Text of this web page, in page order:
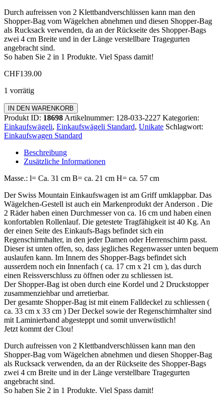
Durch aufreissen von 2 Klettbandverschlüssen kann man den
Shopper-Bag vom Wägelchen abnehmen und diesen Shopper-Bag
als Rucksack verwenden, da an der Rückseite des Shopper-Bags
zwei 4 cm Breite und in der Länge verstellbare Tragegurten
angebracht sind.
So haben Sie 2 in 1 Produkte. Viel Spass damit!
CHF139.00
1 vorrätig
Einkaufswagen
Standard
Menge
IN DEN WARENKORB
Produkt ID: 18698 Artikelnummer: 128-033-2227 Kategorien:
Einkaufswägeli, Einkaufswägeli Standard, Unikate Schlagwort:
Einkaufswagen Standard
Beschreibung
Zusätzliche Informationen
Masse.: l= Ca. 31 cm B= ca. 21 cm H= ca. 57 cm
Der Swiss Mountain Einkaufswagen ist am Griff umklappbar. Das
Wägelchen-Gestell ist auch ein Markenprodukt der Anderson . Die
2 Räder haben einen Durchmesser von ca. 16 cm und haben einen
konfortablen Rollenlauf. Die getestete Tragfähigkeit ist 40 Kg. An
der einen Seite des Einkaufs-Bags befindet sich ein
Regenschirmhalter, in den jeder Damen oder Herrenschirm passt.
Dieser ist unten offen, so, dass jegliches Regenwasser unten bequem
auslaufen kann. Im Innern des Shopper-Bags befindet sich
ausserdem noch ein Innenfach ( ca. 17 cm x 21 cm ), das durch
einen Reissverschluss zu öffnen oder zu schliessen ist.
Der Shopper-Bag ist oben durch eine Kordel und 2 Druckstopper
zusammenziehbar und arretierbar.
Der gesamte Shopper-Bag ist mit einem Falldeckel zu schliessen (
ca. 33 cm x 33 cm ) Der Deckel sowie der Regenschirmhalter sind
mit Laminierband abgesteppt und somit unverwüstlich!
Jetzt kommt der Clou!
Durch aufreissen von 2 Klettbandverschlüssen kann man den
Shopper-Bag vom Wägelchen abnehmen und diesen Shopper-Bag
als Rucksack verwenden, da an der Rückseite des Shopper-Bags
zwei 4 cm Breite und in der Länge verstellbare Tragegurten
angebracht sind.
So haben Sie 2 in 1 Produkte. Viel Spass damit!